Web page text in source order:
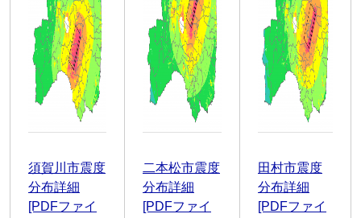
須賀川市震度
分布詳細
[PDFファイ
二本松市震度
分布詳細
[PDFファイ
田村市震度
分布詳細
[PDFファイ